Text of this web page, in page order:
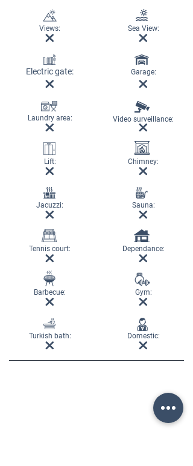
Views:
Electric gate:
Laundry area:
Lift:
Jacuzzi:
Tennis court:
Barbecue:
Turkish bath:
Sea View:
Garage:
Video surveillance:
Chimney:
Sauna:
Dependance:
Gym:
Domestic: